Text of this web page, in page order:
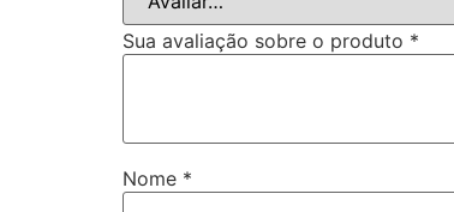
Sua avaliação sobre o produto *
Nome *